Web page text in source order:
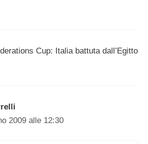
Cup: Italia battuta dall’Egitto
2009 alle 12:30